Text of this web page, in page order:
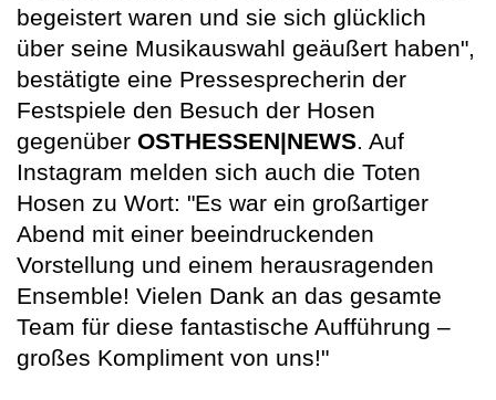
begeistert waren und sie sich glücklich
über seine Musikauswahl geäußert haben",
bestätigte eine Pressesprecherin der
Festspiele den Besuch der Hosen
gegenüber OSTHESSEN|NEWS . Auf
Instagram melden sich auch die Toten
Hosen zu Wort: "Es war ein großartiger
Abend mit einer beeindruckenden
Vorstellung und einem herausragenden
Ensemble! Vielen Dank an das gesamte
Team für diese fantastische Aufführung –
großes Kompliment von uns!"